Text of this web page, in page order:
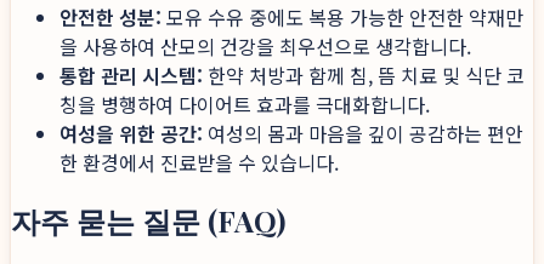
안전한 성분: 모유 수유 중에도 복용 가능한 안전한 약재만
을 사용하여 산모의 건강을 최우선으로 생각합니다.
통합 관리 시스템: 한약 처방과 함께 침, 뜸 치료 및 식단 코
칭을 병행하여 다이어트 효과를 극대화합니다.
여성을 위한 공간: 여성의 몸과 마음을 깊이 공감하는 편안
한 환경에서 진료받을 수 있습니다.
자주 묻는 질문 (FAQ)